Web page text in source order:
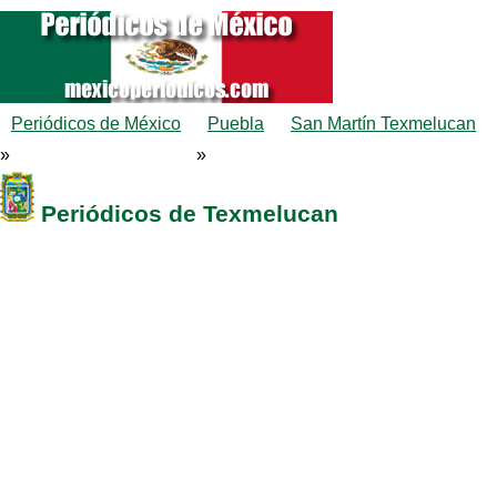
Periódicos de México
»
Puebla
»
San Martín Texmelucan
Periódicos de Texmelucan